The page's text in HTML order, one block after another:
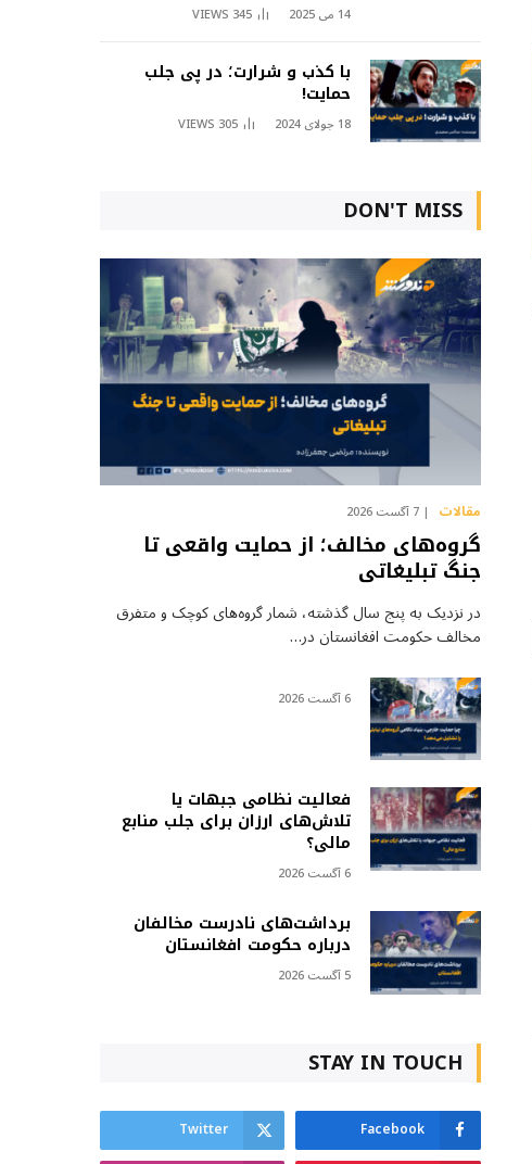
14 می 2025 345
VIEWS
با کذب و شرارت؛ در پی جلب
حمایت!
18 جولای 2024 305
VIEWS
DON'T MISS
مقالات 7 آگست 2026
گروه‌های مخالف؛ از حمایت واقعی تا
جنگ تبلیغاتی
در نزدیک به پنج سال گذشته، شمار گروه‌های کوچک و متفرق
مخالف حکومت افغانستان در…
6 آگست 2026
فعالیت نظامی جبهات یا
تلاش‌های ارزان برای جلب منابع
مالی؟
6 آگست 2026
برداشت‌های نادرست مخالفان
درباره حکومت افغانستان
5 آگست 2026
STAY IN TOUCH
Facebook
Twitter